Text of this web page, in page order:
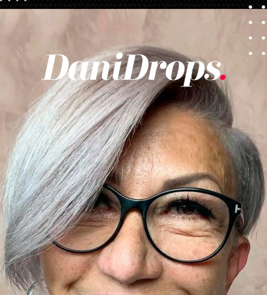
https://danidrops.com.br/fr/categorie/cheveu/